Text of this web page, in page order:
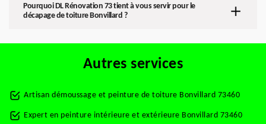
Pourquoi DL Rénovation 73 tient à vous servir pour le
décapage de toiture Bonvillard ?
Autres services
Artisan démoussage et peinture de toiture Bonvillard 73460
Expert en peinture intérieure et extérieure Bonvillard 73460